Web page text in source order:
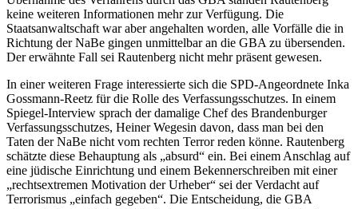
keine weiteren Informationen mehr zur Verfügung. Die
Staatsanwaltschaft war aber angehalten worden, alle Vorfälle die in
Richtung der NaBe gingen unmittelbar an die GBA zu übersenden.
Der erwähnte Fall sei Rautenberg nicht mehr präsent gewesen.
In einer weiteren Frage interessierte sich die SPD-Angeordnete Inka
Gossmann-Reetz für die Rolle des Verfassungsschutzes. In einem
Spiegel-Interview sprach der damalige Chef des Brandenburger
Verfassungsschutzes, Heiner Wegesin davon, dass man bei den
Taten der NaBe nicht vom rechten Terror reden könne. Rautenberg
schätzte diese Behauptung als „absurd“ ein. Bei einem Anschlag auf
eine jüdische Einrichtung und einem Bekennerschreiben mit einer
„rechtsextremen Motivation der Urheber“ sei der Verdacht auf
Terrorismus „einfach gegeben“. Die Entscheidung, die GBA